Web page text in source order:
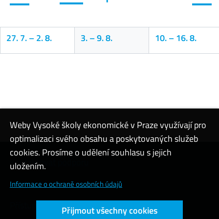
27. 7.–2. 8. 3.–9. 8. 10.–16. 8.
Kontaktovat podporu
Nastavení cookies
Přístupnost webu
Weby Vysoké školy ekonomické v Praze využívají pro
optimalizaci svého obsahu a poskytovaných služeb
cookies. Prosíme o udělení souhlasu s jejich
uložením.
Informace o ochraně osobních údajů
Přijmout všechny cookies